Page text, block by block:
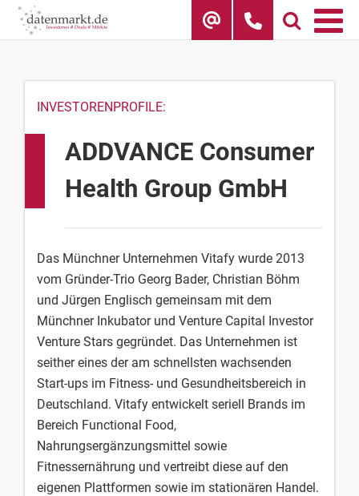
Skip
INVESTORENPROFILE:
ADDVANCE Consumer
Health Group GmbH
Das Münchner Unternehmen Vitafy wurde 2013
vom Gründer-Trio Georg Bader, Christian Böhm
und Jürgen Englisch gemeinsam mit dem
Münchner Inkubator und Venture Capital Investor
Venture Stars gegründet. Das Unternehmen ist
seither eines der am schnellsten wachsenden
Start-ups im Fitness- und Gesundheitsbereich in
Deutschland. Vitafy entwickelt seriell Brands im
Bereich Functional Food,
Nahrungsergänzungsmittel sowie
Fitnessernährung und vertreibt diese auf den
eigenen Plattformen sowie im stationären Handel.